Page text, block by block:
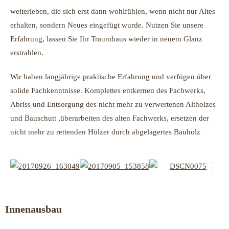
weiterleben, die sich erst dann wohlfühlen, wenn nicht nur Altes
erhalten, sondern Neues eingefügt wurde. Nutzen Sie unsere
Erfahrung, lassen Sie Ihr Traumhaus wieder in neuem Glanz
erstrahlen.
Wir haben langjährige praktische Erfahrung und verfügen über
solide Fachkenntnisse. Komplettes entkernen des Fachwerks,
Abriss und Entsorgung des nicht mehr zu verwertenen Altholzes
und Bauschutt ,überarbeiten des alten Fachwerks, ersetzen der
nicht mehr zu rettenden Hölzer durch abgelagertes Bauholz
Innenausbau